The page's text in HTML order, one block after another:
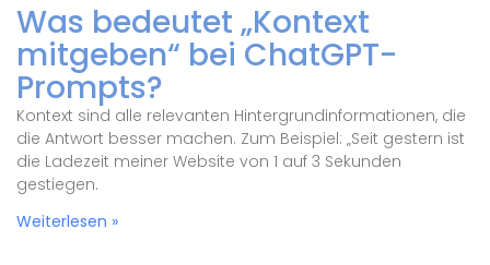
Was bedeutet „Kontext
mitgeben“ bei ChatGPT-
Prompts?
Kontext sind alle relevanten Hintergrundinformationen, die
die Antwort besser machen. Zum Beispiel: „Seit gestern ist
die Ladezeit meiner Website von 1 auf 3 Sekunden
gestiegen.
Weiterlesen »